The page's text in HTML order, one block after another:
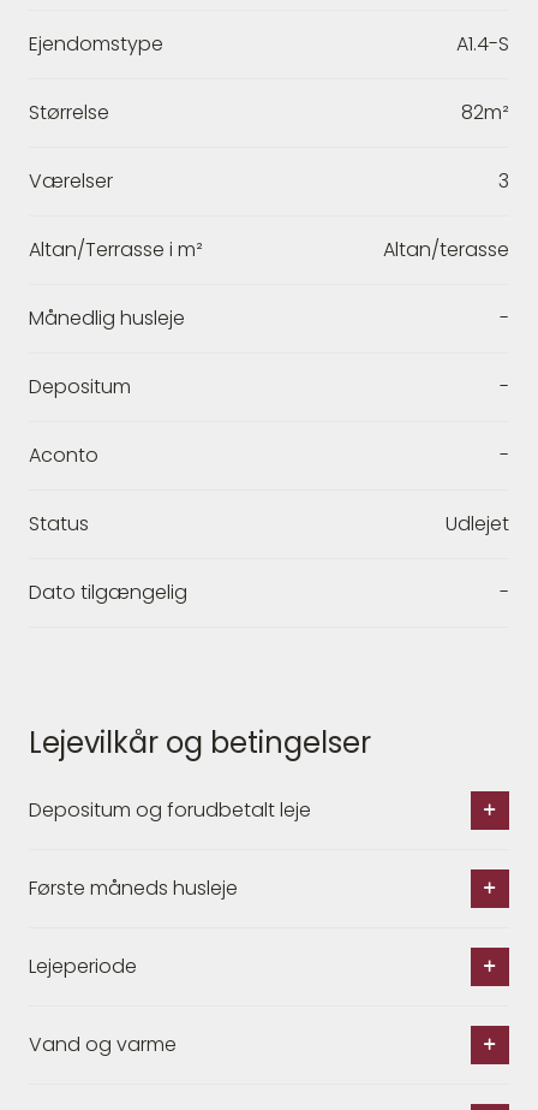
Ejendomstype A1.4-S
Størrelse 82m²
Værelser 3
Altan/Terrasse i m² Altan/terasse
Månedlig husleje -
Depositum -
Aconto -
Status Udlejet
Dato tilgængelig -
Lejevilkår og betingelser
Depositum og forudbetalt leje
Første måneds husleje
Lejeperiode
Vand og varme